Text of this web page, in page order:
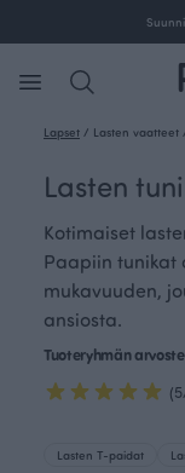
Lapset / Lasten vaatteet
Lasten
Kotimaiset
Paapiin tunikat
mukavuuden,
ansiosta.
Tuoteryhmän
Lasten T-paidat